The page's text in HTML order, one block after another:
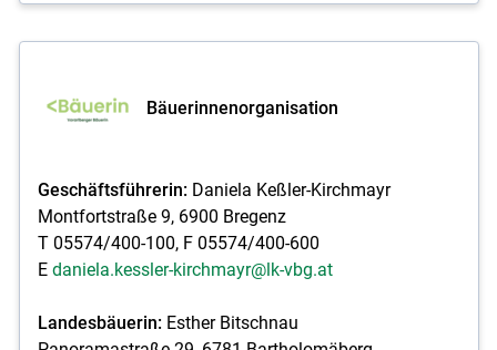
Bäuerinnenorganisation
Geschäftsführerin:Daniela Keßler-Kirchmayr
Montfortstraße 9, 6900 Bregenz
T 05574/400-100, F 05574/400-600
E daniela.kessler-kirchmayr@lk-vbg.at
Landesbäuerin:Esther Bitschnau